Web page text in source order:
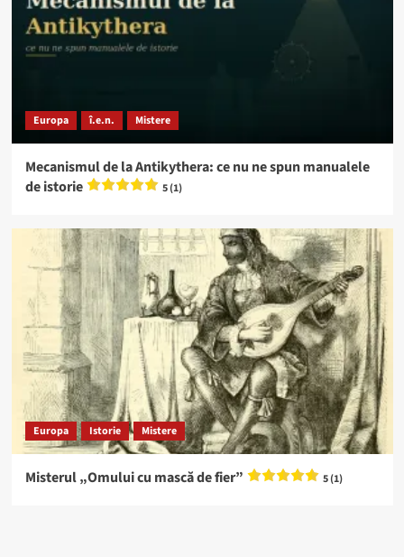
Europa î.e.n. Mistere
Mecanismul de la Antikythera: ce nu ne spun manualele
de istorie
5 (1)
Europa Istorie Mistere
Misterul „Omului cu mască de fier” 5 (1)